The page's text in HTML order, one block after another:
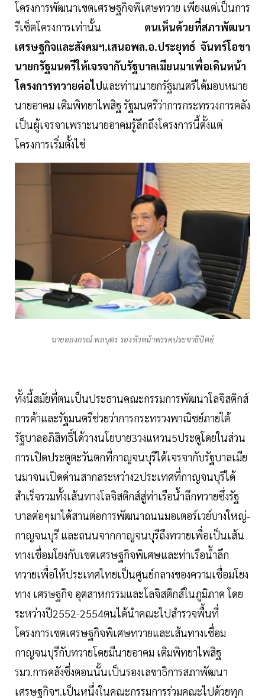
โครงการพัฒนาเขตเศรษฐกิจพิเศษทวาย เพียงแต่เป็นการ
รีเซ็ตโครงการเท่านั้น ตนเห็นด้วยที่สภาพัฒนา
เศรษฐกิจและสังคมฯ.เสนอพล.อ.ประยุทธ์ จันทร์โอชา
นายกรัฐมนตรีให้เจรจากับรัฐบาลเมียนมาเพื่อเดินหน้า
โครงการทวายต่อไปและท่านนายกรัฐมนตรีได้มอบหมาย
นายอาคม เติมพิทยาไพสิฐ รัฐมนตรีว่าการกระทรวงการคลัง
เป็นผู้เจรจาเพราะนายอาคมรู้ลึกถึงโครงการนี้ตั้งแต่
โครงการเริ่มตั้งไข่
นายอลงกรณ์ พลบุตร รองหัวหน้าพรรคประชาธิปัตย์
ทั้งนี้สมัยที่ตนเป็นประธานคณะกรรมการพัฒนาโลจิสติกส์
การค้าและรัฐมนตรีช่วยว่าการกระทรวงพาณิชย์ภายใต้
รัฐบาลอภิสิทธิ์ได้วางนโยบาย3วงแหวน5ประตูโดยในส่วน
การเปิดประตูตะวันตกที่กาญจนบุรีได้เจรจากับรัฐบาลเมีย
นมาจนเปิดด่านสากลระหว่าง2ประเทศที่กาญจนบุรีได้
สำเร็จรวมทั้งเส้นทางโลจิสติกส์สู่ท่าเรือน้ำลึกทวายซึ่งรัฐ
บาลต่อๆมาได้สานต่อการพัฒนาถนนมอเตอร์เวย์บางใหญ่-
กาญจนบุรี และถนนจากกาญจนบุรีถึงทวายเพื่อเป็นเส้น
ทางเชื่อมโยงกับเขตเศรษฐกิจพิเศษและท่าเรือน้ำลึก
ทวายเพื่อให้ประเทศไทยเป็นศูนย์กลางของความเชื่อมโยง
ทาง เศรษฐกิจ อุตสาหกรรมและโลจิสติกส์ในภูมิภาค โดย
ระหว่างปี2552-2554ตนได้นำคณะไปสำรวจพื้นที่
โครงการเขตเศรษฐกิจพิเศษทวายและเส้นทางเชื่อม
กาญจนบุรีกับทวายโดยมีนายอาคม เติมพิทยาไพสิฐ
รมว.การคลังซึ่งตอนนั้นเป็นรองเลขาธิการสภาพัฒนา
เศรษฐกิจฯ.เป็นหนึ่งในคณะกรรมการร่วมคณะไปด้วยทุก